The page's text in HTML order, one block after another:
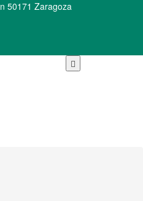
50171 Zaragoza